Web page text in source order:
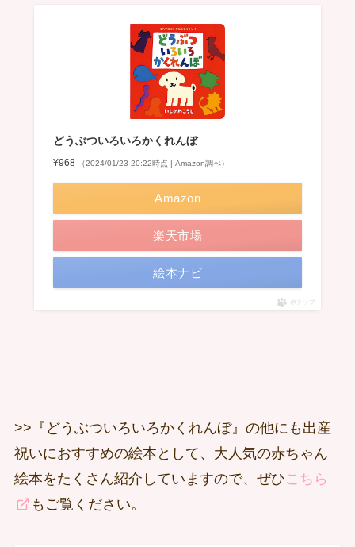
どうぶついろいろかくれんぼ
¥968 （2024/01/23 20:22時点 | Amazon調べ）
Amazon
楽天市場
絵本ナビ
ポチップ
>>『どうぶついろいろかくれんぼ』の他にも出産
祝いにおすすめの絵本として、大人気の赤ちゃん
絵本をたくさん紹介していますので、ぜひこちら
もご覧ください。